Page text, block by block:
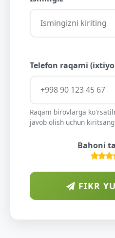
Telefon raqami
Raqam birovlarga
javob olish uchun
Bahoni
FIKR